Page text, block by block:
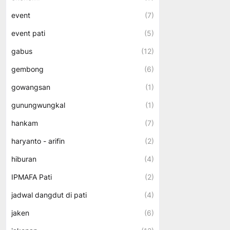
event (7)
event pati (5)
gabus (12)
gembong (6)
gowangsan (1)
gunungwungkal (1)
hankam (7)
haryanto - arifin (2)
hiburan (4)
IPMAFA Pati (2)
jadwal dangdut di pati (4)
jaken (6)